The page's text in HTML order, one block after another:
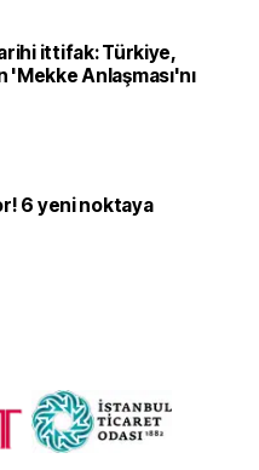
ittifak: Türkiye,
Anlaşması'nı
6 yeni noktaya